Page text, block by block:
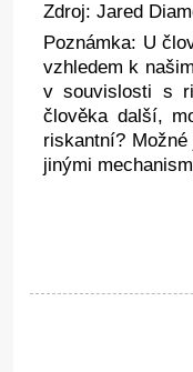
Zdroj: Jared
Poznámka: U
vzhledem k
v souvislosti s
člověka další,
riskantní?
jinými